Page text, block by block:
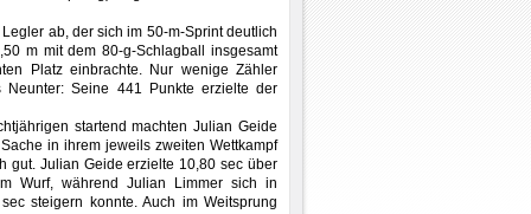
ab, der sich im 50-m-Sprint deutlich
m mit dem 80-g-Schlagball insgesamt
Platzeinbrachte. Nur wenige Zähler
Neunter: Seine 441 Punkte erzielte der
startend machten Julian Geide
in ihrem jeweils zweiten Wettkampf
gut. Julian Geide erzielte 10,80 sec über
Wurf, während Julian Limmer sich in
steigern konnte. Auch im Weitsprung